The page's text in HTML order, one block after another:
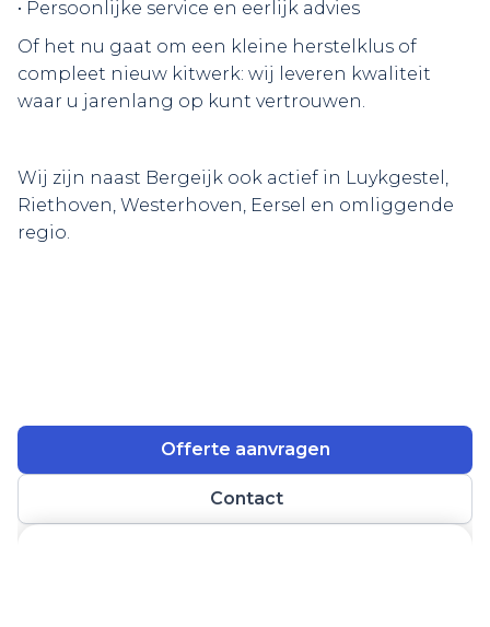
• Persoonlijke service en eerlijk advies
Of het nu gaat om een kleine herstelklus of
compleet nieuw kitwerk: wij leveren kwaliteit
waar u jarenlang op kunt vertrouwen.
Wij zijn naast Bergeijk ook actief in Luykgestel,
Riethoven, Westerhoven, Eersel en omliggende
regio.
Contact
Offerte aanvragen